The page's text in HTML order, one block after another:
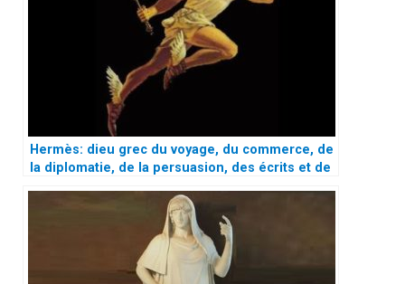
Hermès: dieu grec du voyage, du commerce, de
la diplomatie, de la persuasion, des écrits et de